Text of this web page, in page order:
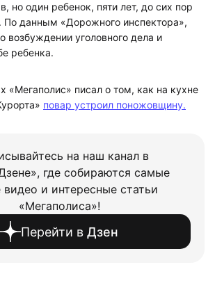
но один ребенок, пяти лет, до сих пор
По данным «Дорожного инспектора»,
возбуждении уголовного дела и
ребенка.
«Мегаполис» писал о том, как на кухне
повар устроил поножовщину.
на наш канал в
где собираются самые
видео и интересные статьи
«Мегаполиса»!
Перейти в Дзен